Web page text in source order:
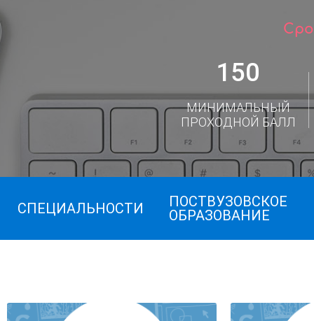
150
МИНИМАЛЬНЫЙ
ПРОХОДНОЙ БАЛЛ
СПЕЦИАЛЬНОСТИ
ПОСТВУЗОВСКОЕ
ОБРАЗОВАНИЕ